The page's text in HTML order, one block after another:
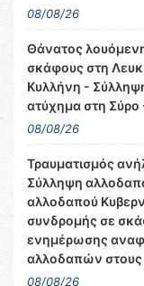
08/08/26
Θάνατος
σκάφους στη
Κυλλήνη -
ατύχημα στη
08/08/26
Τραυματισμός
Σύλληψη
αλλοδαπού
συνδρομής σε
ενημέρωσης
αλλοδαπών στους
08/08/26